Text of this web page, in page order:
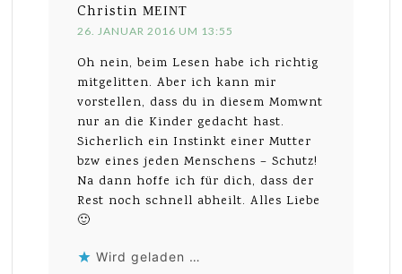
Christin MEINT
26. JANUAR 2016 UM 13:55
Oh nein, beim Lesen habe ich richtig
mitgelitten. Aber ich kann mir
vorstellen, dass du in diesem Momwnt
nur an die Kinder gedacht hast.
Sicherlich ein Instinkt einer Mutter
bzw eines jeden Menschens – Schutz!
Na dann hoffe ich für dich, dass der
Rest noch schnell abheilt. Alles Liebe
🙂
Wird geladen …